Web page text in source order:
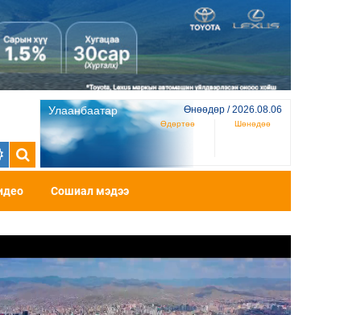
Улаанбаатар Өнөөдөр / 2026.08.06
Өдөртөө Шөнөдөө
Сошиал мэдээ